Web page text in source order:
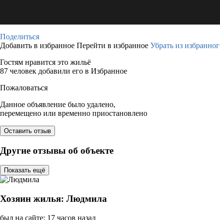
Поделиться
Добавить в избранное Перейти в избранное Убрать из
Гостям нравится это жильё
87 человек добавили его в Избранное
Пожаловаться
Данное объявление было удалено,
перемещено или временно приостановлено
Оставить отзыв
Другие отзывы об объекте
Показать ещё
Хозяин жилья: Людмила
был на сайте: 17 часов назад